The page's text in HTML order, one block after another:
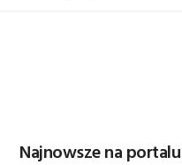
Najnowsze na portalu